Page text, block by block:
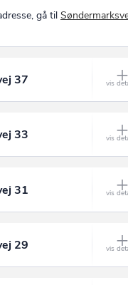
gå til
37
33
31
29